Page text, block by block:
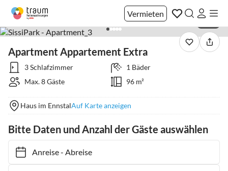
Vermieten
Apartment Appartement Extra
3 Schlafzimmer
1 Bäder
Max. 8 Gäste
96 m²
Haus im EnnstalAuf Karte anzeigen
Bitte Daten und Anzahl der Gäste auswählen
Anreise- Abreise